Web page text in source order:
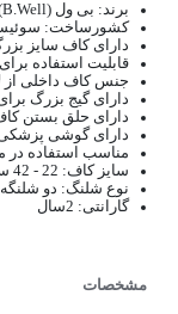
برند: بی ول (B.Well)
کشورساخت:
دارای کاف سایز
قابلیت استفاده برای دور بازو 25
جنس کاف داخلی
دارای گیج بزرگ
دارای حلق بستن
دارای گوشی
مناسب استفاده در
سایز کاف: 22 - 42 سانتی متر
نوع شلنگ: دو شلنگه
گارانتی: 2سال
مشخصات